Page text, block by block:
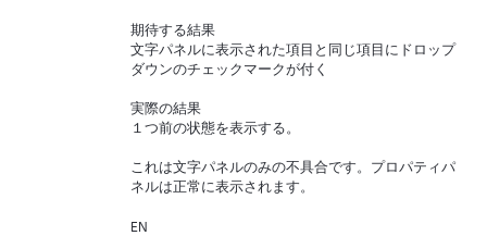
期待する結果
文字パネルに表示された項目と同じ項目にドロップ
ダウンのチェックマークが付く
実際の結果
１つ前の状態を表示する。
これは文字パネルのみの不具合です。プロパティパ
ネルは正常に表示されます。
EN